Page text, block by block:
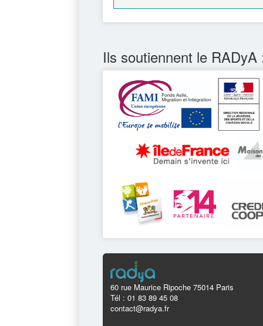
Ils soutiennent le RADyA
60 rue Maurice Ripoche 75014 Paris
Tél : 01 83 89 45 08
contact@radya.fr